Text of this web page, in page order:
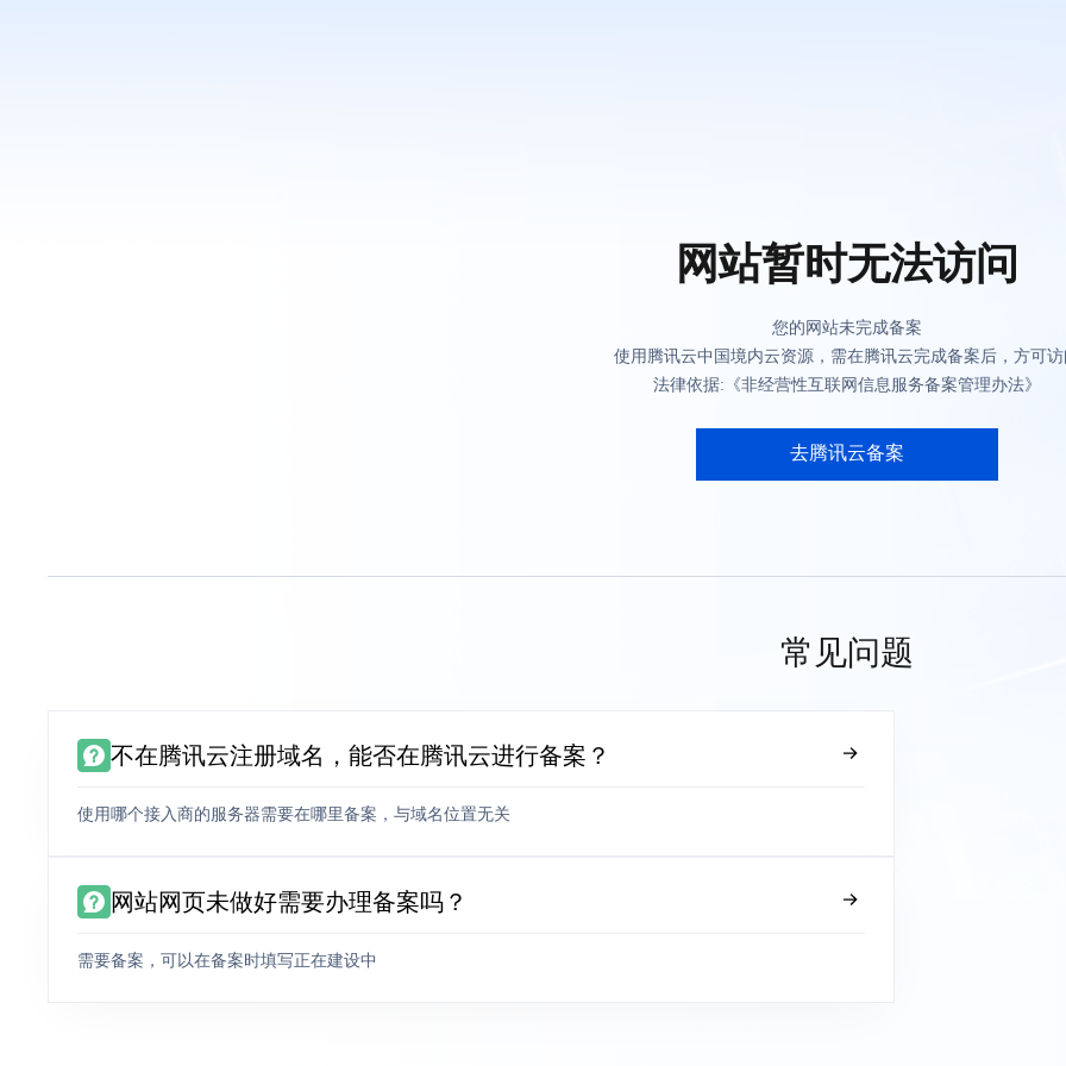
网站暂时无法访问
您的网站未完成备案
使用腾讯云中国境内云资源，需在腾讯云完成备案后，方可
法律依据:《非经营性互联网信息服务备案管理办法》
去腾讯云备案
常见问题
不在腾讯云注册域名，能否在腾讯云进行备案？
使用哪个接入商的服务器需要在哪里备案，与域名位置无关
网站网页未做好需要办理备案吗？
需要备案，可以在备案时填写正在建设中